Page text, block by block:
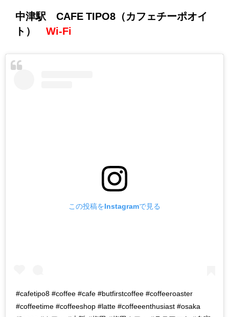
中津駅 CAFE TIPO8（カフェチーポオイ
ト） Wi-Fi
この投稿をInstagramで見る
#cafetipo8 #coffee #cafe #butfirstcoffee #coffeeroaster
#coffeetime #coffeeshop #latte #coffeeenthusiast #osaka